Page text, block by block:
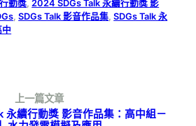
動獎 2024 SDGs Talk 永續行動獎 影
, SDGs Talk 影音作品集 , SDGs Talk 永
中
上一篇文章
永續行動獎 影音作品集：高中組－